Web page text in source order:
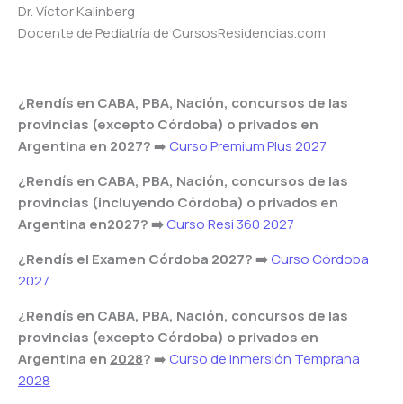
Dr. Víctor Kalinberg
Docente de Pediatría de CursosResidencias.com
¿Rendís en CABA, PBA, Nación, concursos de las
provincias (excepto Córdoba) o privados en
Argentina en 2027?➡️ Curso Premium Plus 2027
¿Rendís en CABA, PBA, Nación, concursos de las
provincias (incluyendo Córdoba) o privados en
Argentina en2027? ➡️Curso Resi 360 2027
¿Rendís el Examen Córdoba 2027? ➡️Curso Córdoba
2027
¿Rendís en CABA, PBA, Nación, concursos de las
provincias (excepto Córdoba) o privados en
Argentina en 2028?➡️ Curso de Inmersión Temprana
2028